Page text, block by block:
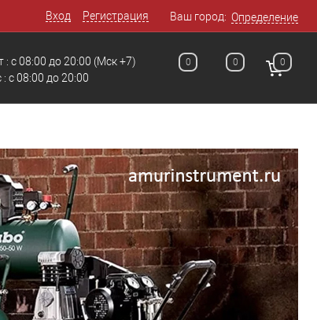
Вход Регистрация Ваш город: Определение
: с 08:00 до 20:00
: с 08:00 до 20:00
(Мск +7) 0 0 0